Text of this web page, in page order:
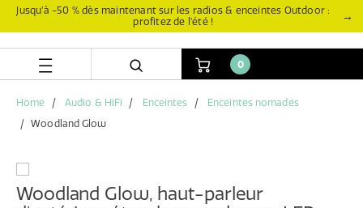
Aller
contenu
Aller
navigation
Jusqu’à -50 % dès maintenant sur les radios & enceintes Outdoor :
profitez de l’été !
→
0
Home Audio & HiFi Enceintes
Enceintes nomades
Woodland Glow
Woodland Glow, haut-parleur